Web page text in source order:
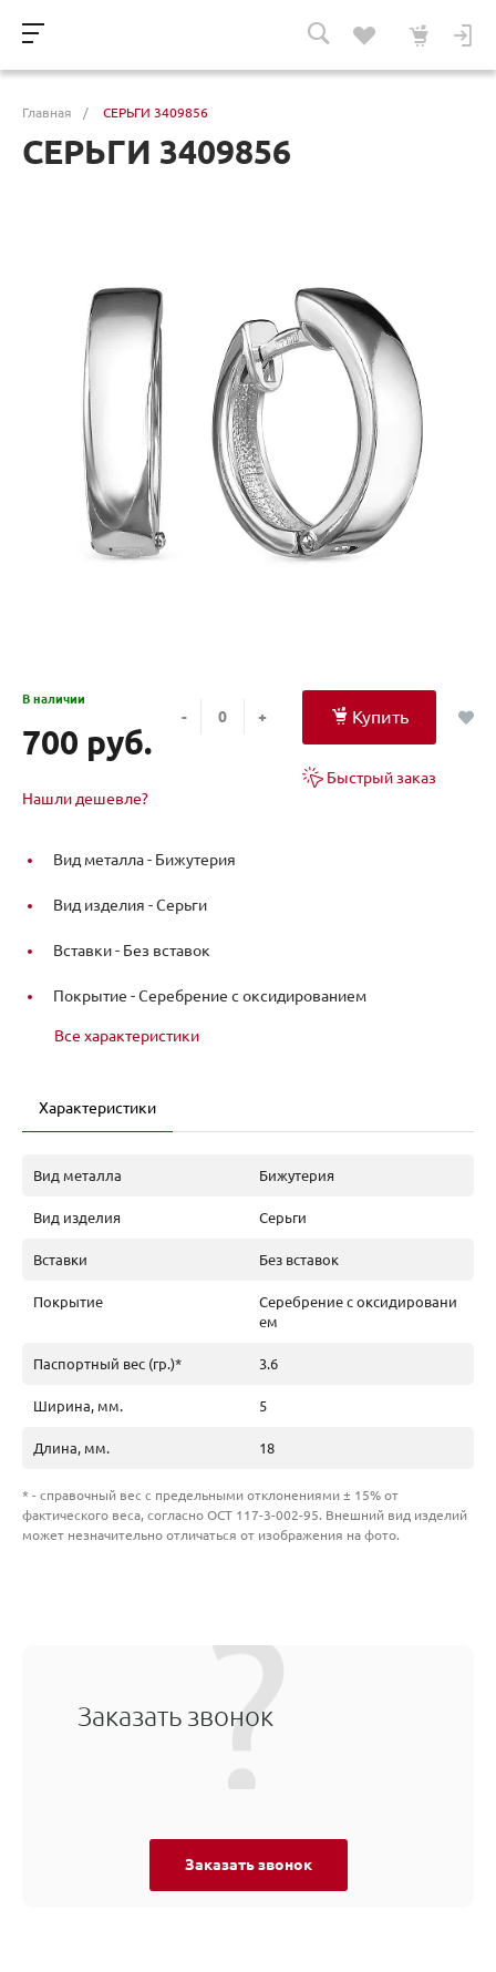
Главная / СЕРЬГИ 3409856
СЕРЬГИ 3409856
В наличии
700 руб.
Нашли дешевле?
- + Купить
Быстрый заказ
Вид металла - Бижутерия
Вид изделия -Серьги
Вставки - Без вставок
Покрытие -Серебрение с оксидированием
Все характеристики
Характеристики
Вид металла Бижутерия
Вид изделия Серьги
Вставки Без вставок
Покрытие
Серебрение с оксидировани
ем
Паспортный вес (гр.)* 3.6
Ширина, мм. 5
Длина, мм. 18
* - справочный вес с предельными отклонениями ± 15% от
фактического веса, согласно ОСТ 117-3-002-95. Внешний вид изделий
может незначительно отличаться от изображения на фото.
Заказать звонок
Заказать звонок